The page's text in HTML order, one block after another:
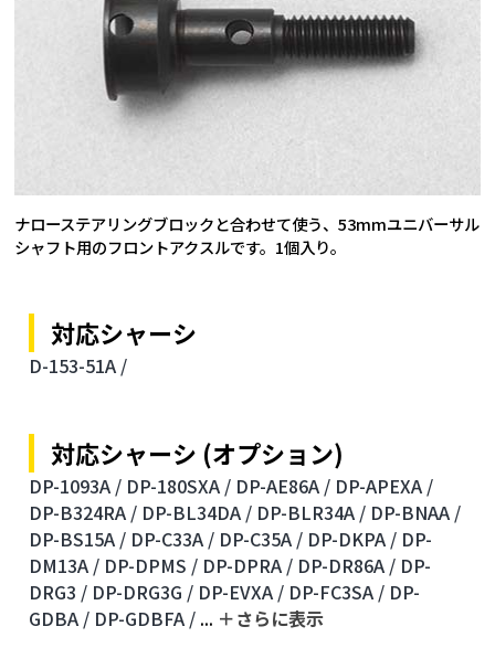
ナローステアリングブロックと合わせて使う、53mmユニバーサル
シャフト用のフロントアクスルです。1個入り。
対応シャーシ
D-153-51A /
対応シャーシ (オプション)
DP-1093A / DP-180SXA / DP-AE86A / DP-APEXA /
DP-B324RA / DP-BL34DA / DP-BLR34A / DP-BNAA /
DP-BS15A / DP-C33A / DP-C35A / DP-DKPA / DP-
DM13A / DP-DPMS / DP-DPRA / DP-DR86A / DP-
DRG3 / DP-DRG3G / DP-EVXA / DP-FC3SA / DP-
GDBA / DP-GDBFA / ... ＋さらに表⽰